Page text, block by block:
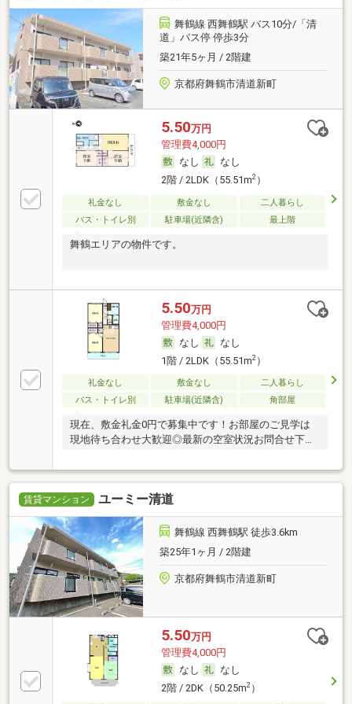
舞鶴線 西舞鶴駅 バス10分/「清
道」バス停 停歩3分
築21年5ヶ月 / 2階建
京都府舞鶴市清道新町
5.50万円
管理費4,000円
なし
なし
2階 / 2LDK（55.51m2）
礼金なし 敷金なし
二人暮らし
バス・トイレ別
駐車場(近隣含) 最上階
舞鶴エリアの物件です。
5.50万円
管理費4,000円
なし
なし
1階 / 2LDK（55.51m2）
礼金なし 敷金なし
二人暮らし
バス・トイレ別
駐車場(近隣含) 角部屋
現在、敷金礼金0円で募集中です！お部屋のご見学は
現地待ち合わせ大歓迎◎最新の空室状況お問合せ下さ
賃貸マンション ユーミー清道
舞鶴線 西舞鶴駅 徒歩3.6km
築25年1ヶ月 / 2階建
京都府舞鶴市清道新町
5.50万円
管理費4,000円
なし
なし
2階 / 2DK（50.25m2）